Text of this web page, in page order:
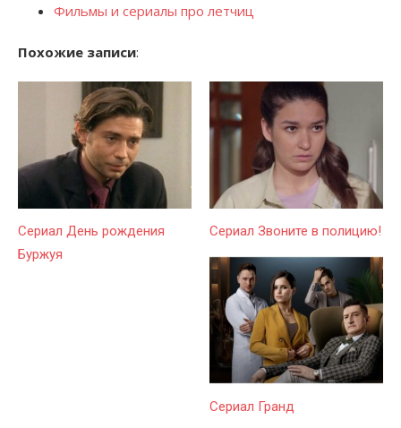
Фильмы и сериалы про летчиц
Похожие записи:
Сериал День рождения
Буржуя
Сериал Звоните в полицию!
Сериал Гранд